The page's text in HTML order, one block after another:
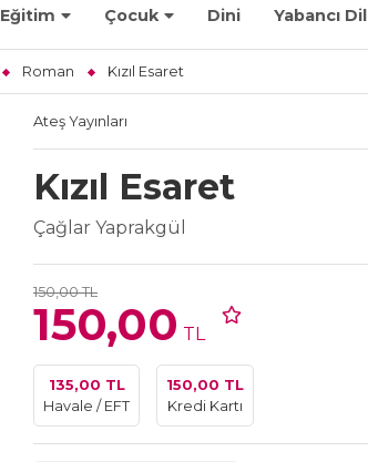
Eğitim Çocuk Dini Yabancı Dil
Roman Kızıl Esaret
Ateş Yayınları
Kızıl Esaret
Çağlar Yaprakgül
150,00 TL
150,00 TL
135,00 TL
Havale / EFT
150,00 TL
Kredi Kartı